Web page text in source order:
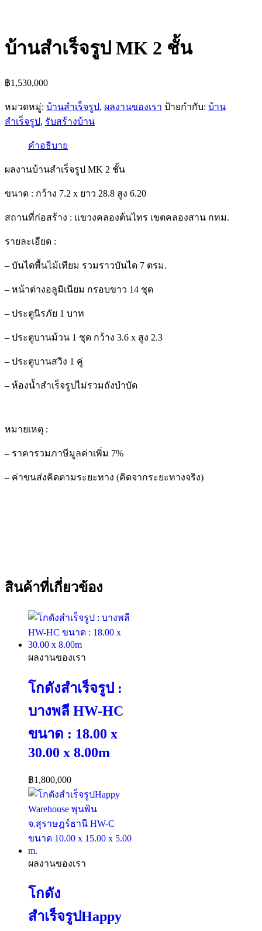
บ้านสำเร็จรูป MK 2 ชั้น
฿1,530,000
หมวดหมู่: บ้านสำเร็จรูป, ผลงานของเรา ป้ายกำกับ: บ้าน
สำเร็จรูป, รับสร้างบ้าน
คำอธิบาย
ผลงานบ้านสำเร็จรูป MK 2 ชั้น
ขนาด : กว้าง 7.2 x ยาว 28.8 สูง 6.20
สถานที่ก่อสร้าง : แขวงคลองต้นไทร เขตคลองสาน กทม.
รายละเอียด :
– บันไดพื้นไม้เทียม รวมราวบันได 7 ตรม.
– หน้าต่างอลูมิเนียม กรอบขาว 14 ชุด
– ประตูนิรภัย 1 บาท
– ประตูบานม้วน 1 ชุด กว้าง 3.6 x สูง 2.3
– ประตูบานสวิง 1 คู่
– ห้องน้ำสำเร็จรูปไม่รวมถังบำบัด
หมายเหตุ :
– ราคารวมภาษีมูลค่าเพิ่ม 7%
– ค่าขนส่งคิดตามระยะทาง (คิดจากระยะทางจริง)
สินค้าที่เกี่ยวข้อง
ผลงานของเรา
โกดังสำเร็จรูป :
บางพลี HW-HC
ขนาด : 18.00 x
30.00 x 8.00m
฿1,800,000
ผลงานของเรา
โกดัง
สำเร็จรูปHappy